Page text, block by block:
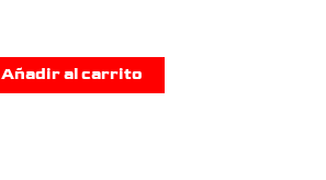
Añadir al carrito